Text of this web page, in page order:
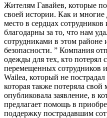
Жителям Гавайев, которые
своей истории. Как и многие
место в сердцах
благодарны за то, что нам
сотрудниками в этом районе
безопасности. ” Компания
одежды для тех, кто потерял
перемещенных сотрудников
Wailea, который не
которая также потеряла свой
опубликовала заявление, в
предлагает помощь в
поддержку пострадавшим